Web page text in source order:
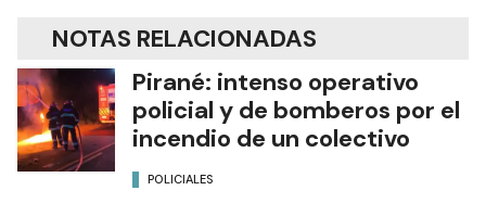
NOTAS RELACIONADAS
Pirané: intenso operativo
policial y de bomberos por el
incendio de un colectivo
POLICIALES